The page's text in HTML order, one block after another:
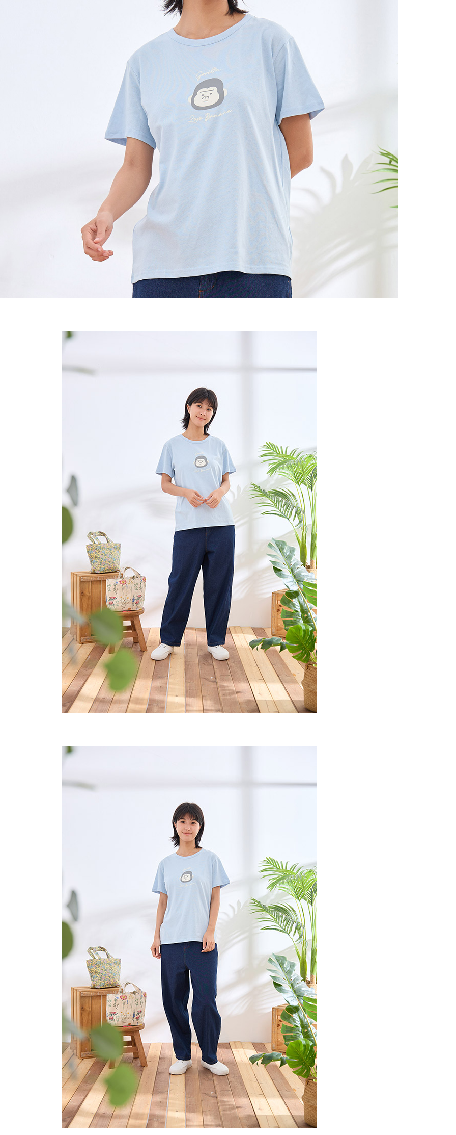
交易，需依本服務之必要範圍內提供個人資料，並將交易相關給付款項請
求債權轉讓予恩沛科技股份有限公司。
２．關於個人資料處理事宜，請瀏覽以下網址：
https://aftee.tw/terms/#terms3
３．未成年的使用者請事先徵得法定代理人或監護人之同意方可使用
「AFTEE先享後付」，若未經同意申辦者引起之損失，本公司不負相關責
４．使用「AFTEE先享後付」時，將依據個別帳號之用戶狀況，依本公司
即時審查核予不同之上限額度；若仍有額度不足之情形，本公司將視審查
結果請求用戶進行身份認證。
５．嚴禁一人註冊多個帳號或使用他人資訊註冊。若發現惡意使用之情
形，恩沛科技股份有限公司將有權停止該用戶之使用額度並採取法律行
動。
每筆NT$100，滿NT$2,000(含以上)免運費
黑貓宅急便(包裹尺寸90cm以下)
每筆NT$140，滿NT$2,000(含以上)免運費